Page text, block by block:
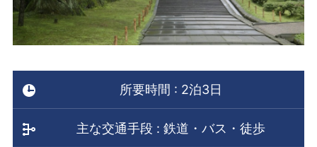
所要時間 : 2泊3日
主な交通手段 : 鉄道・バス・徒歩